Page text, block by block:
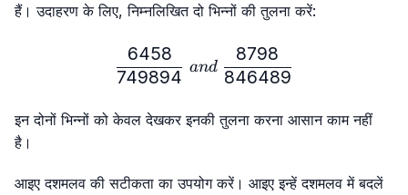
हैं। उदाहरण के लिए, निम्नलिखित दो भिन्नों की तुलना करें:
\frac{6458}{749894} \
749894
6458
and 846489
8798
इन दोनों भिन्नों को केवल देखकर इनकी तुलना करना आसान काम नहीं
है।
आइए दशमलव की सटीकता का उपयोग करें। आइए इन्हें दशमलव में बदलें